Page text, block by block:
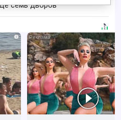
семь дворов
i